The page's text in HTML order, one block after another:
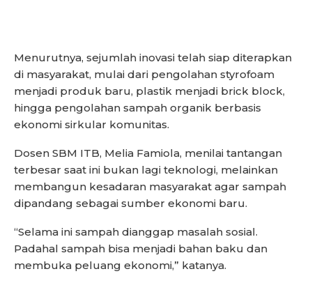
Menurutnya, sejumlah inovasi telah siap diterapkan
di masyarakat, mulai dari pengolahan styrofoam
menjadi produk baru, plastik menjadi brick block,
hingga pengolahan sampah organik berbasis
ekonomi sirkular komunitas.
Dosen SBM ITB, Melia Famiola, menilai tantangan
terbesar saat ini bukan lagi teknologi, melainkan
membangun kesadaran masyarakat agar sampah
dipandang sebagai sumber ekonomi baru.
“Selama ini sampah dianggap masalah sosial.
Padahal sampah bisa menjadi bahan baku dan
membuka peluang ekonomi,” katanya.